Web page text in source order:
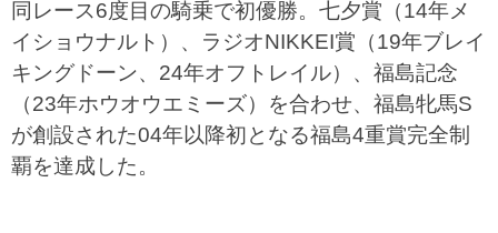
同レース6度目の騎乗で初優勝。七夕賞（14年メ
イショウナルト）、ラジオNIKKEI賞（19年ブレイ
キングドーン、24年オフトレイル）、福島記念
（23年ホウオウエミーズ）を合わせ、福島牝馬S
が創設された04年以降初となる福島4重賞完全制
覇を達成した。